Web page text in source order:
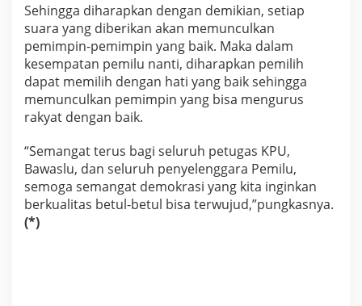
Sehingga diharapkan dengan demikian, setiap
suara yang diberikan akan memunculkan
pemimpin-pemimpin yang baik. Maka dalam
kesempatan pemilu nanti, diharapkan pemilih
dapat memilih dengan hati yang baik sehingga
memunculkan pemimpin yang bisa mengurus
rakyat dengan baik.
“Semangat terus bagi seluruh petugas KPU,
Bawaslu, dan seluruh penyelenggara Pemilu,
semoga semangat demokrasi yang kita inginkan
berkualitas betul-betul bisa terwujud,”pungkasnya.
(*)